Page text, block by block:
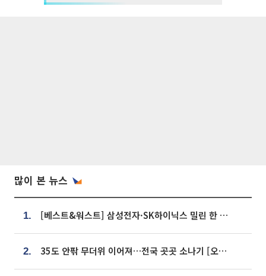
많이 본 뉴스
1. [베스트&워스트] 삼성전자·SK하이닉스 밀린 한 주…상상인증권은 85% 급등
2. 35도 안팎 무더위 이어져…전국 곳곳 소나기 [오늘 날씨]